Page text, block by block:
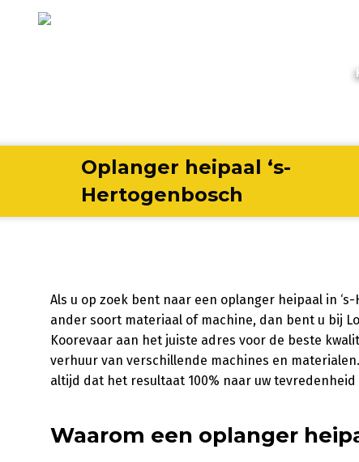
Oplanger heipaal ‘s-
Hertogenbosch
Als u op zoek bent naar een oplanger heipaal in
ander soort materiaal of machine, dan bent u bij
Koorevaar aan het juiste adres voor de beste
verhuur van verschillende machines en
altijd dat het resultaat 100% naar uw tevredenheid
Waarom een oplanger